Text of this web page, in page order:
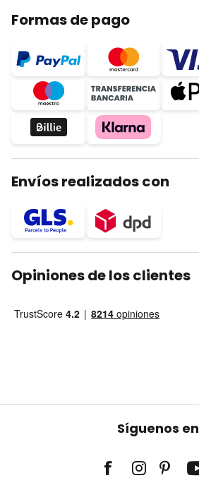
Formas de pago
Envíos realizados con
Opiniones de los clientes
Síguenos en